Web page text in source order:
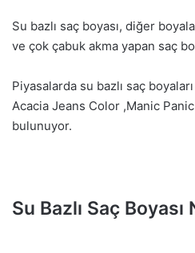
Su bazlı saç boyası, diğer
ve çok çabuk akma yapan saç
Piyasalarda su bazlı saç
Acacia Jeans Color ,Manic
bulunuyor.
Su Bazlı Saç Boyası